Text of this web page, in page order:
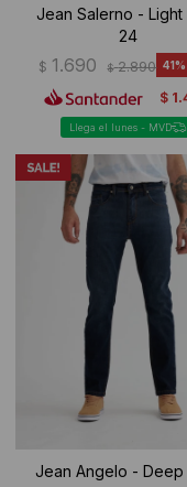
Jean Salerno - Light
24
$ 1.690 $ 2.890 41
$
Llega el lunes - MVD
Jean Angelo - Deep